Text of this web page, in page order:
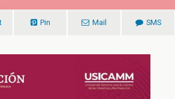
Pin Mail SMS